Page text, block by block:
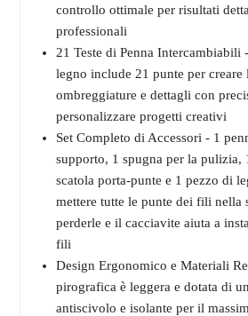
controllo ottimale per risultati
professionali
21 Teste di Penna
legno include 21 punte per creare
ombreggiature e dettagli con
personalizzare progetti creativi
Set Completo di Accessori - 1
supporto, 1 spugna per la pulizia,
scatola porta-punte e 1 pezzo di
mettere tutte le punte dei fili nella
perderle e il cacciavite aiuta a
fili
Design Ergonomico e Materiali
pirografica è leggera e dotata di
antiscivolo e isolante per il